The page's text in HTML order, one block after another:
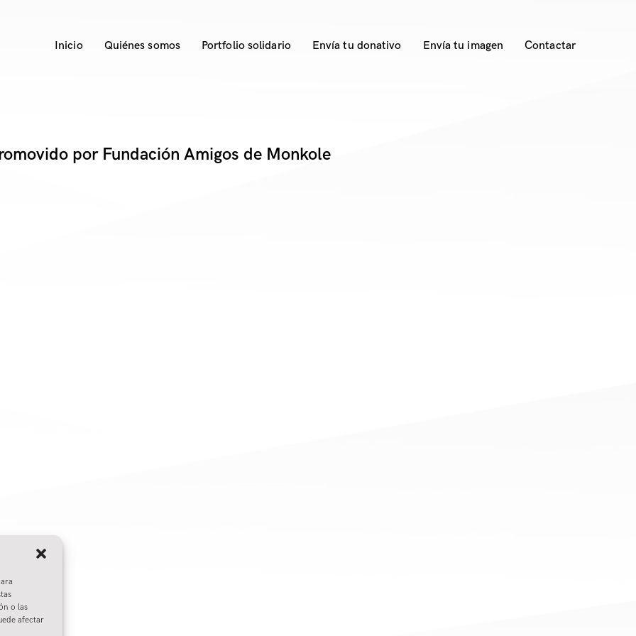
o las
afectar
Inicio Quiénes somos Portfolio solidario Envía tu donativo Envía tu imagen Contactar
por Fundación Amigos de Monkole